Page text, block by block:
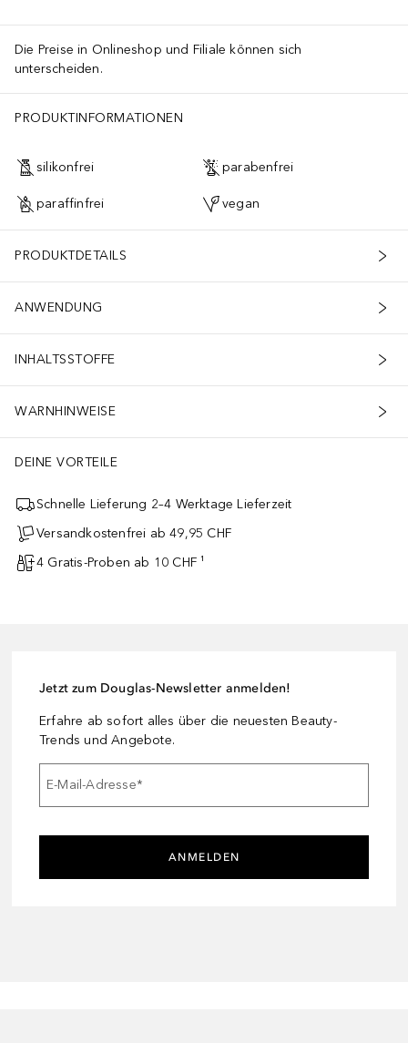
Die Preise in Onlineshop und Filiale können sich
unterscheiden.
PRODUKTINFORMATIONEN
silikonfrei parabenfrei
paraffinfrei vegan
PRODUKTDETAILS
ANWENDUNG
INHALTSSTOFFE
WARNHINWEISE
DEINE VORTEILE
Schnelle Lieferung 2–4 Werktage Lieferzeit
Versandkostenfrei ab 49,95 CHF
4 Gratis-Proben ab 10 CHF ¹
Jetzt zum Douglas-Newsletter anmelden!
Erfahre ab sofort alles über die neuesten Beauty-
Trends und Angebote.
E-Mail-Adresse*
ANMELDEN